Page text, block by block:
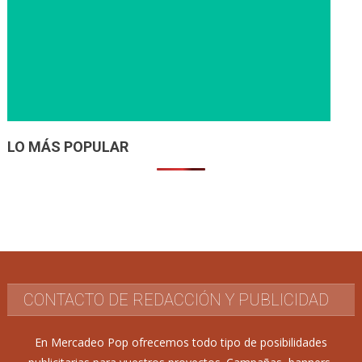
LO MÁS POPULAR
CONTACTO DE REDACCIÓN Y PUBLICIDAD
En Mercadeo Pop ofrecemos todo tipo de posibilidades